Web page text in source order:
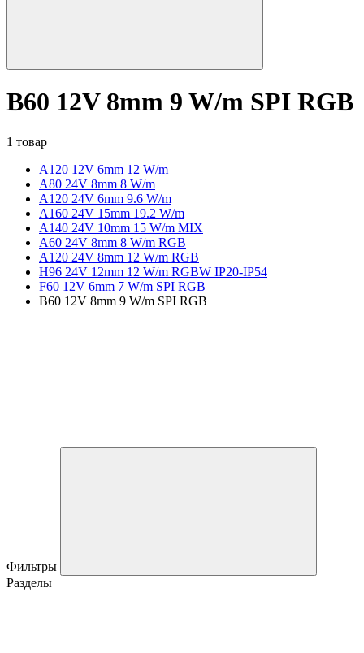
B60 12V 8mm 9 W/m SPI RGB
1 товар
A120 12V 6mm 12 W/m
А80 24V 8mm 8 W/m
A120 24V 6mm 9.6 W/m
A160 24V 15mm 19.2 W/m
A140 24V 10mm 15 W/m MIX
A60 24V 8mm 8 W/m RGB
A120 24V 8mm 12 W/m RGB
H96 24V 12mm 12 W/m RGBW IP20-IP54
F60 12V 6mm 7 W/m SPI RGB
B60 12V 8mm 9 W/m SPI RGB
Фильтры
Разделы